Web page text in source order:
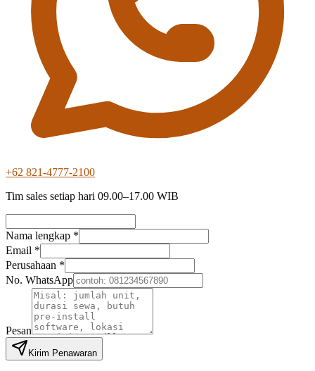
+62 821-4777-2100
Tim sales setiap hari 09.00–17.00 WIB
Nama lengkap *
Email *
Perusahaan *
No. WhatsApp
Pesan
Kirim Penawaran